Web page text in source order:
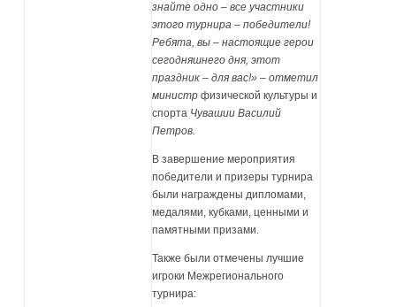
знайте одно – все участники
этого турнира – победители!
Ребята, вы – настоящие герои
сегодняшнего дня, этот
праздник – для вас!» – отметил
министрфизической культуры и
спорта Чувашии Василий
Петров.
В завершение мероприятия
победители и призеры турнира
были награждены дипломами,
медалями, кубками, ценными и
памятными призами.
Также были отмечены лучшие
игроки Межрегионального
турнира: